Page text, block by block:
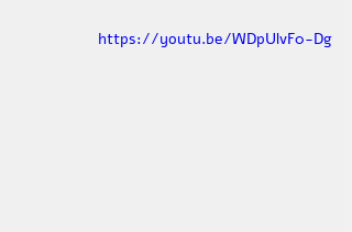
https://youtu.be/WDpUlvF0-Dg